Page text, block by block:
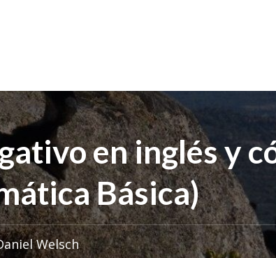
en inglés y
Básica)
Welsch